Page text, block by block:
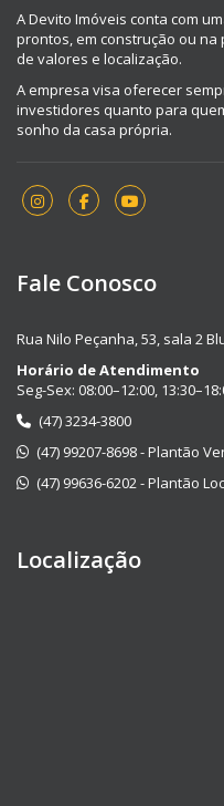
A Devito Imóveis conta com
prontos, em construção ou
de valores e localização.
A empresa visa oferecer
investidores quanto para
sonho da casa própria.
Fale Conosco
Rua Nilo Peçanha, 53, sala 2
Horário de Atendimento
Seg-Sex: 08:00–12:00,
(47) 3234-3800
(47) 99207-8698 - Plantão
(47) 99636-6202 - Plantão
Localização